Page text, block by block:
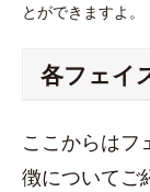
とができますよ。
各フェイ
ここからはフ
徴についてご